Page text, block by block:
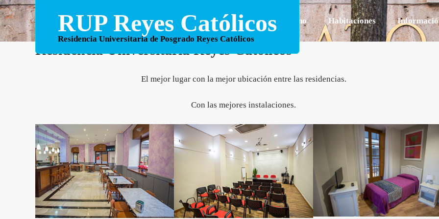
Skip
to
content
RUP Reyes Católicos
Residencia Universitaria de Posgrado Reyes Católicos
Entorno Habitaciones
Residencia Universitaria Reyes Católicos
El mejor lugar con la mejor ubicación entre las residencias.
Con las mejores instalaciones.